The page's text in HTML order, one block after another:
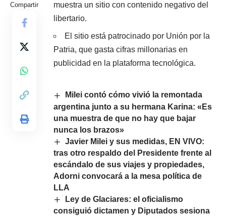
Compartir
muestra un sitio con contenido negativo del
libertario.
El sitio está patrocinado por Unión por la
Patria, que gasta cifras millonarias en
publicidad en la plataforma tecnológica.
Milei contó cómo vivió la remontada
argentina junto a su hermana Karina: «Es
una muestra de que no hay que bajar
nunca los brazos»
Javier Milei y sus medidas, EN VIVO:
tras otro respaldo del Presidente frente al
escándalo de sus viajes y propiedades,
Adorni convocará a la mesa política de
LLA
Ley de Glaciares: el oficialismo
consiguió dictamen y Diputados sesiona